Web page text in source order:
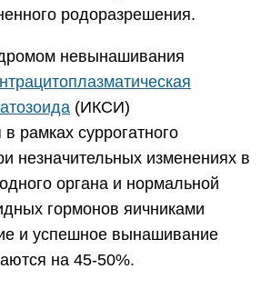
родоразрешения.
невынашивания
(ИКСИ)
рамках суррогатного
незначительных изменениях в
органа и нормальной
гормонов яичниками
и успешное вынашивание
на 45-50%.